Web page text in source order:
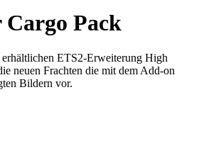
Pack
ETS2-Erweiterung High
neuen Frachten die mit dem Add-on
Bildern vor.